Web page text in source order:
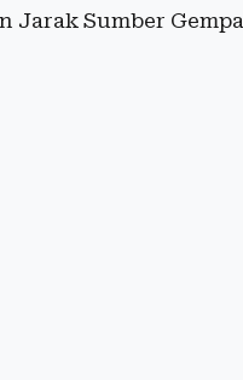
Jarak Sumber Gempa